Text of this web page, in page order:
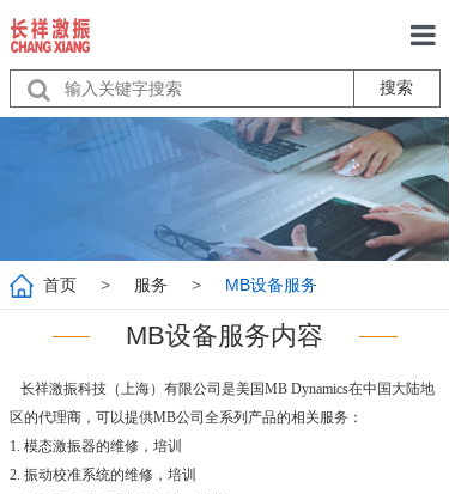
关于
产品
服务
搜索
首页 > 服务 > MB设备服务
长祥激振科技（上海）有限公司是美国MB Dynamics在中国大陆地
区的代理商，可以提供MB公司全系列产品的相关服务：
1. 模态激振器的维修，培训
2. 振动校准系统的维修，培训
MB设备服务内容